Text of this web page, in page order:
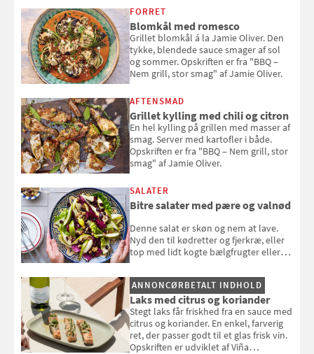
smag" af Jamie Oliver.
FORRET
Blomkål med romesco
Grillet blomkål á la Jamie Oliver. Den
tykke, blendede sauce smager af sol
og sommer. Opskriften er fra "BBQ –
Nem grill, stor smag" af Jamie Oliver.
AFTENSMAD
Grillet kylling med chili og citron
En hel kylling på grillen med masser af
smag. Server med kartofler i både.
Opskriften er fra "BBQ – Nem grill, stor
smag" af Jamie Oliver.
SALATER
Bitre salater med pære og valnød
Denne salat er skøn og nem at lave.
Nyd den til kødretter og fjerkræ, eller
top med lidt kogte bælgfrugter eller
selvstændigt måltid. Opskriften er fra
Louisa Lorangs kogebog "Salat".
ANNONCØRBETALT INDHOLD
Laks med citrus og koriander
Stegt laks får friskhed fra en sauce med
citrus og koriander. En enkel, farverig
ret, der passer godt til et glas frisk vin.
Opskriften er udviklet af Viña